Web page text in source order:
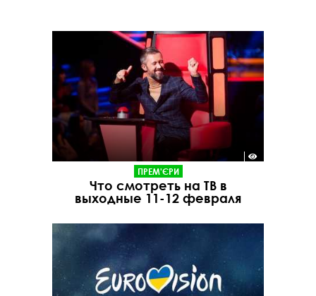
ПРЕМ'ЄРИ
Что смотреть на ТВ в
выходные 11-12 февраля